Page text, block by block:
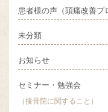
患者様の声（頭痛改善プ
未分類
お知らせ
セミナー・勉強会
（接骨院に関すること）